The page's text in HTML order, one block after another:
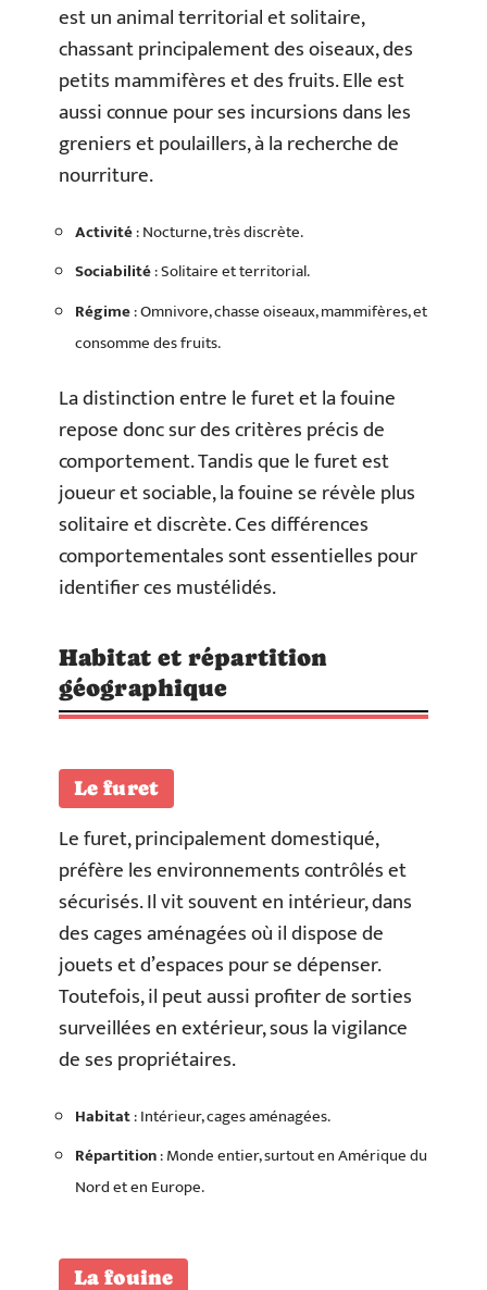
est un animal territorial et solitaire,
chassant principalement des oiseaux, des
petits mammifères et des fruits. Elle est
aussi connue pour ses incursions dans les
greniers et poulaillers, à la recherche de
nourriture.
Activité: Nocturne, très discrète.
Sociabilité: Solitaire et territorial.
Régime: Omnivore, chasse oiseaux, mammifères, et
consomme des fruits.
La distinction entre le furet et la fouine
repose donc sur des critères précis de
comportement. Tandis que le furet est
joueur et sociable, la fouine se révèle plus
solitaire et discrète. Ces différences
comportementales sont essentielles pour
identifier ces mustélidés.
Habitat et répartition
géographique
Le furet
Le furet, principalement domestiqué,
préfère les environnements contrôlés et
sécurisés. Il vit souvent en intérieur, dans
des cages aménagées où il dispose de
jouets et d’espaces pour se dépenser.
Toutefois, il peut aussi profiter de sorties
surveillées en extérieur, sous la vigilance
de ses propriétaires.
Habitat: Intérieur, cages aménagées.
Répartition: Monde entier, surtout en Amérique du
Nord et en Europe.
La fouine